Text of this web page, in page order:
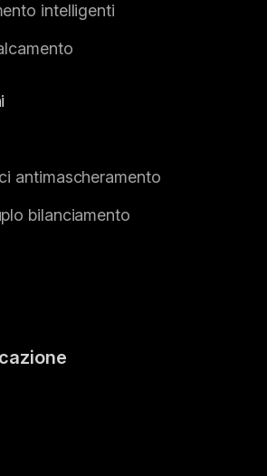
intelligenti
antimascheramento
bilanciamento